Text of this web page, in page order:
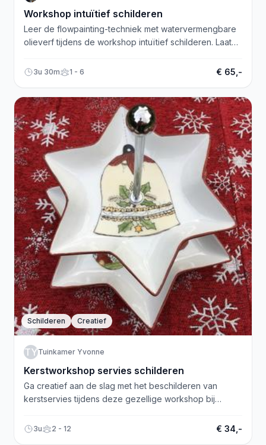
Workshop intuïtief schilderen
Leer de flowpainting-techniek met watervermengbare
olieverf tijdens de workshop intuïtief schilderen. Laat
3u 30m 1 - 6 € 65,-
Schilderen Creatief
TYTuinkamer Yvonne
Kerstworkshop servies schilderen
Ga creatief aan de slag met het beschilderen van
kerstservies tijdens deze gezellige workshop bij
3u 2 - 12 € 34,-